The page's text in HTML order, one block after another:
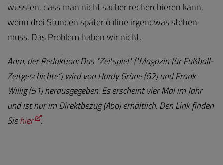
wussten, dass man nicht sauber recherchieren kann,
wenn drei Stunden später online irgendwas stehen
muss. Das Problem haben wir nicht.
Anm. der Redaktion: Das "Zeitspiel" ("Magazin für Fußball-
Zeitgeschichte“) wird von Hardy Grüne (62) und Frank
Willig (51) herausgegeben. Es erscheint vier Mal im Jahr
und ist nur im Direktbezug (Abo) erhältlich. Den Link finden
Siehier .